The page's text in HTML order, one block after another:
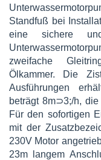
Standfuß bei
eine sichere
zweifache
Ölkammer. Die
Ausführungen
beträgt 8m⊃3;/h,
Für den sofortigen
mit der
230V Motor
23m langem